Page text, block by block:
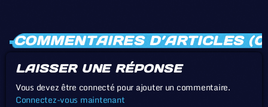
COMMENTAIRES D’ARTICLES
LAISSER UNE RÉPONSE
Vous devez être connecté pour ajouter un commentaire.
Connectez-vous maintenant